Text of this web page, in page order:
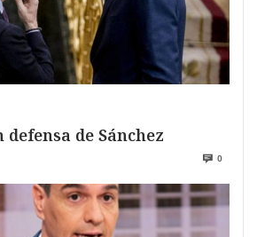
defensa de Sánchez
0